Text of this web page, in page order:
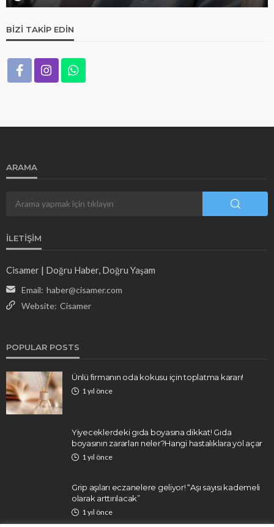
BIZI TAKIP EDIN
ARAMA
İLETIŞIM
Cisamer | Doğru Haber, Doğru Yaşam
Email: haber@cisamer.com
Website: Cisamer
POPULAR POSTS
Ünlü firmanın oda kokusu için toplatma kararı!
1 yıl önce
Yiyeceklerdeki gıda boyasına dikkat! Gıda
boyasının zararları neler?Hangi hastalıklara yol açar
1 yıl önce
Grip aşıları eczanelere geliyor! “Aşı sayısı kademeli
olarak arttırılacak”
1 yıl önce